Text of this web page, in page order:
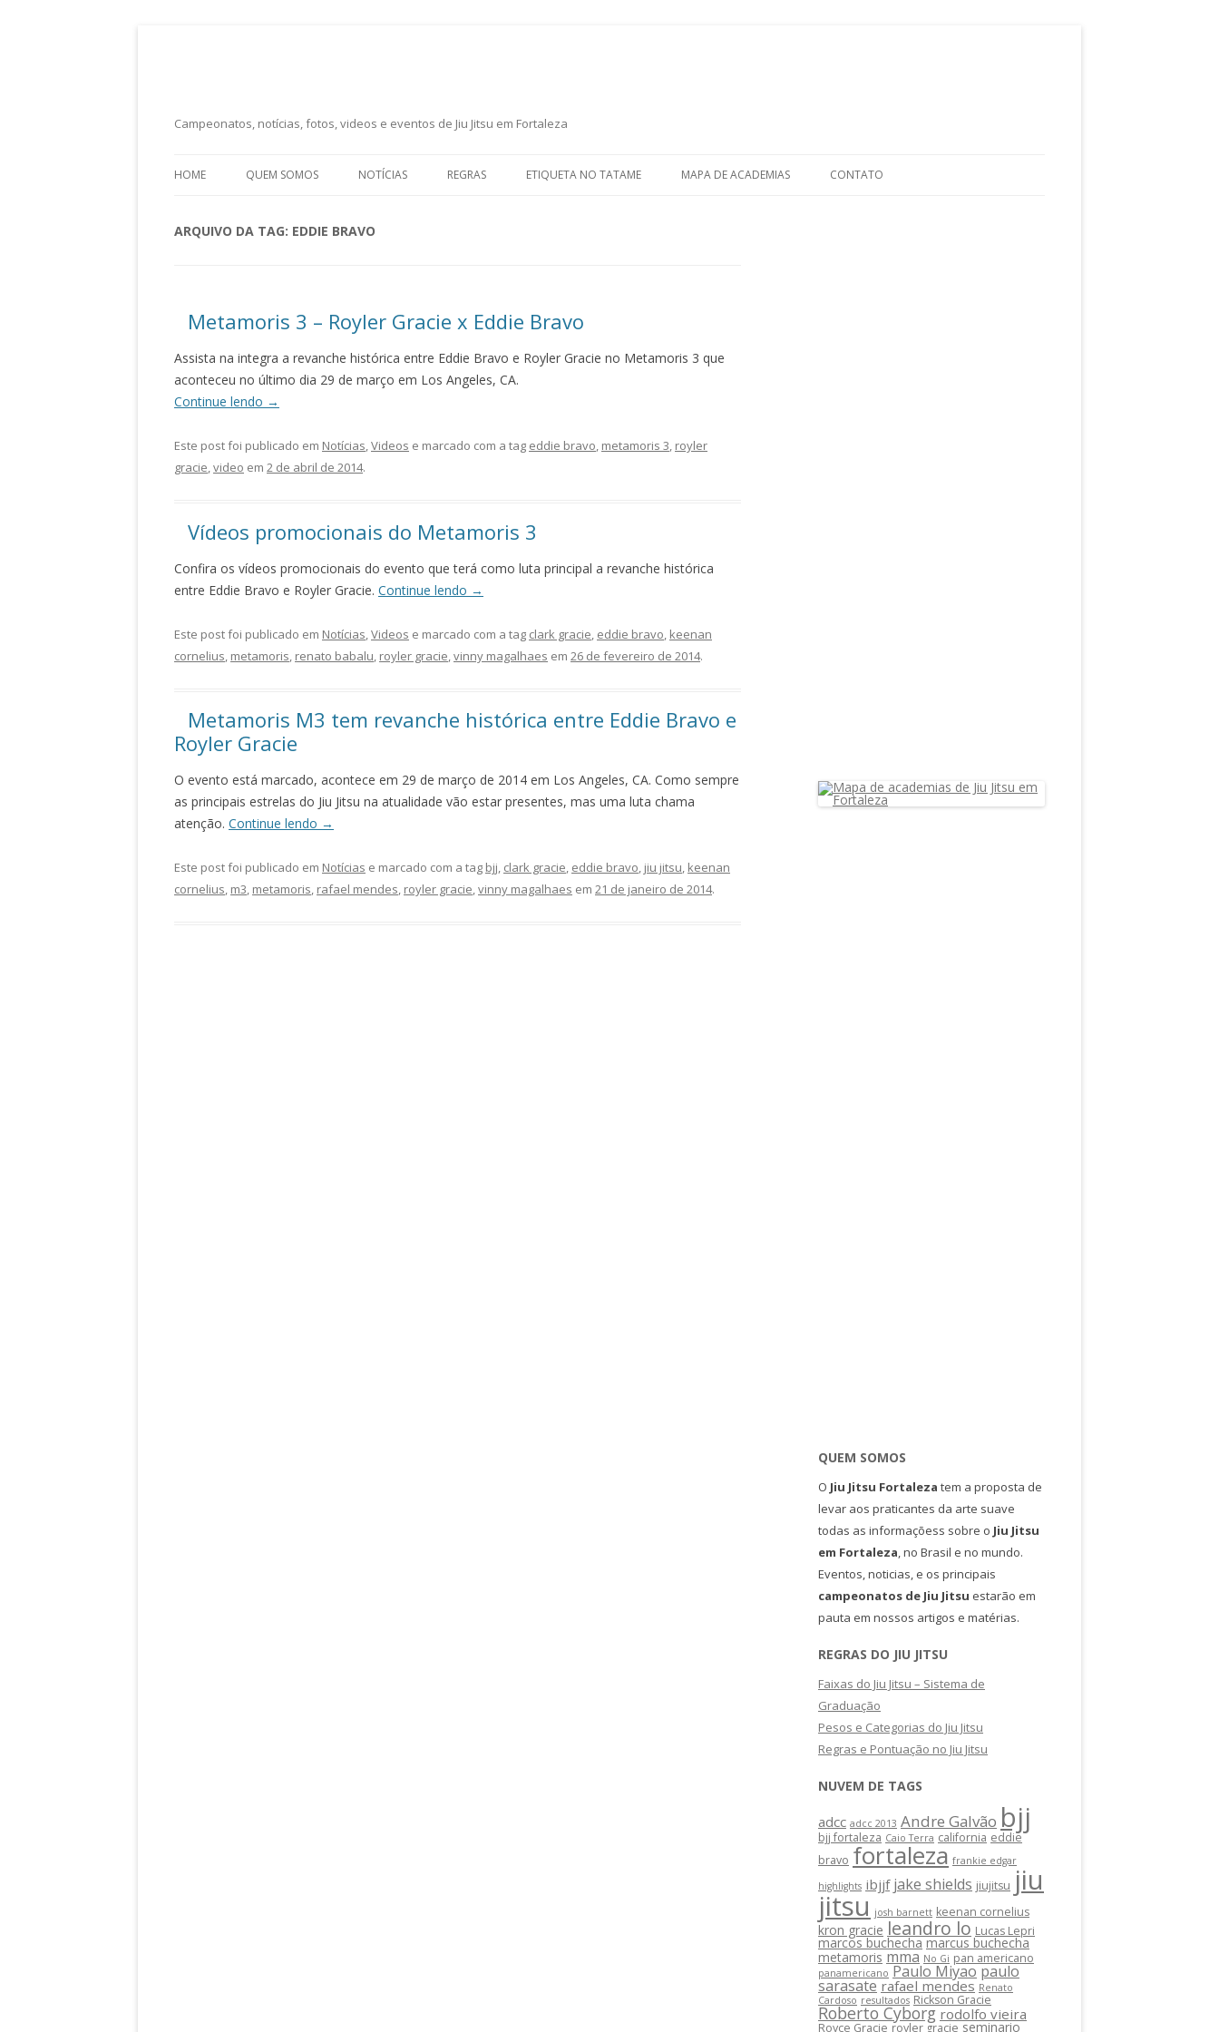
Campeonatos, notícias, fotos, videos e eventos de Jiu Jitsu em Fortaleza
HOME QUEM SOMOS NOTÍCIAS REGRAS ETIQUETA NO TATAME MAPA DE ACADEMIAS CONTATO
ARQUIVO DA TAG: EDDIE BRAVO
Metamoris 3 – Royler Gracie x Eddie Bravo
Assista na integra a revanche histórica entre Eddie Bravo e Royler Gracie no Metamoris 3 que
aconteceu no último dia 29 de março em Los Angeles, CA.
Continue lendo →
Este post foi publicado em Notícias,Videos e marcado com a tag eddie bravo, metamoris 3, royler
gracie,video em 2 de abril de 2014.
Vídeos promocionais do Metamoris 3
Confira os vídeos promocionais do evento que terá como luta principal a revanche histórica
entre Eddie Bravo e Royler Gracie. Continue lendo →
Este post foi publicado em Notícias Videos e marcado com a tag clark gracie eddie bravo keenan
cornelius metamoris renato babalu royler gracie vinny magalhaes em 26 de fevereiro de 2014.
Metamoris M3 tem revanche histórica entre Eddie Bravo e
Royler Gracie
O evento está marcado, acontece em 29 de março de 2014 em Los Angeles, CA. Como sempre
as principais estrelas do Jiu Jitsu na atualidade vão estar presentes, mas uma luta chama
atenção. Continue lendo →
Este post foi publicado em Notícias e marcado com a tag bjj, clark gracie, eddie bravo, jiu jitsu, keenan
cornelius, m3, metamoris, rafael mendes, royler gracie,vinny magalhaes em 21 de janeiro de 2014.
QUEM SOMOS
O Jiu Jitsu Fortaleza tem a proposta de
levar aos praticantes da arte suave
todas as informaçõess sobre o Jiu Jitsu
em Fortaleza, no Brasil e no mundo.
Eventos, noticias, e os principais
campeonatos de Jiu Jitsu estarão em
pauta em nossos artigos e matérias.
REGRAS DO JIU JITSU
Faixas do Jiu Jitsu – Sistema de
Graduação
Pesos e Categorias do Jiu Jitsu
Regras e Pontuação no Jiu Jitsu
NUVEM DE TAGS
adcc adcc 2013 Andre Galvão bjj
bjj fortaleza Caio Terra california eddie
bravo fortaleza frankie edgar
highlights ibjjf jake shields jiujitsu jiu
jitsu josh barnett keenan cornelius
kron gracie leandro lo Lucas Lepri
marcos buchecha marcus buchecha
metamoris mma No Gi pan americano
panamericano Paulo Miyao paulo
sarasate rafael mendes Renato
Cardoso resultados Rickson Gracie
Roberto Cyborg rodolfo vieira
Royce Gracie royler gracie seminario